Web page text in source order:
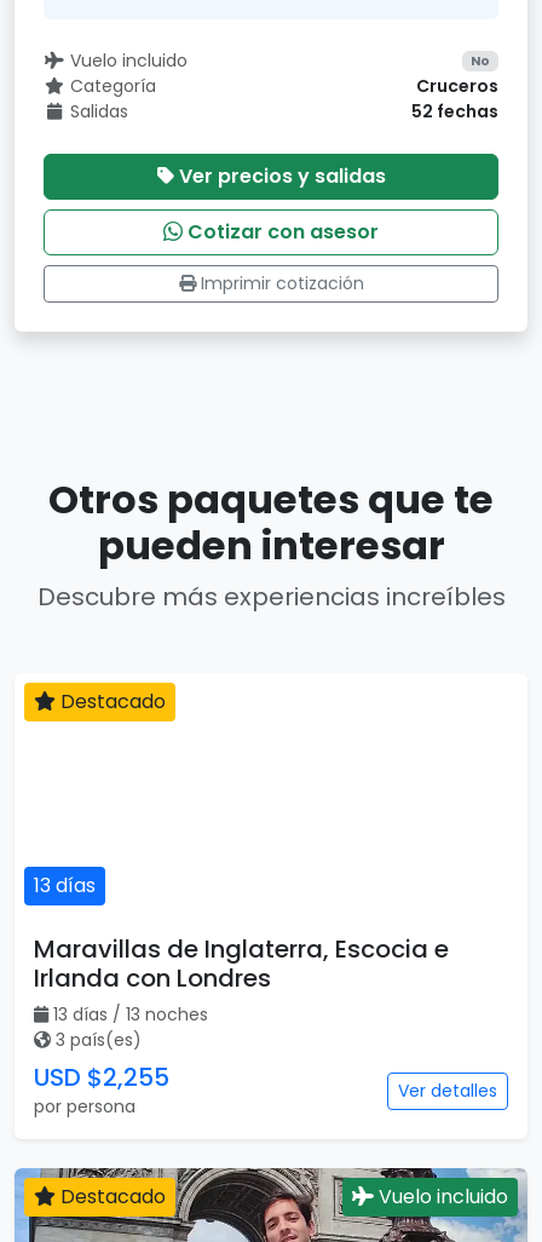
Vuelo incluido No
Categoría
Cruceros
Salidas
52 fechas
Ver precios y salidas
Cotizar con asesor
Imprimir cotización
Otros paquetes que te
pueden interesar
Descubre más experiencias increíbles
13 días
Destacado
Maravillas de Inglaterra, Escocia e
Irlanda con Londres
13 días / 13 noches
3 país(es)
USD $2,255
por persona
Ver detalles
Destacado Vuelo incluido